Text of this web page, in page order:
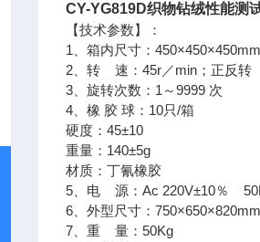
CY-YG819D织物钻绒性能测
【技术参数】：
1、箱内尺寸：450×450×450mm
2、转 速：45r／min；正反转
3、旋转次数：1～9999 次
4、橡 胶 球：10只/箱
硬度：45±10
重量：140±5g
材质：丁氰橡胶
5、电 源：Ac 220V±10％
6、外型尺寸：750×650×820mm
7、重 量：50Kg